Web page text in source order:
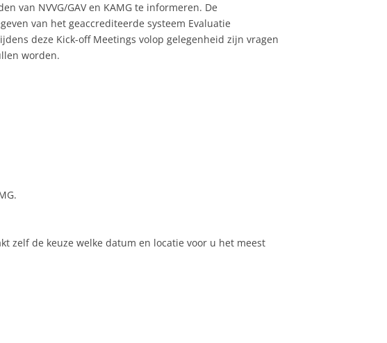
van NVVG/GAV en KAMG te informeren. De
van het geaccrediteerde systeem Evaluatie
deze Kick-off Meetings volop gelegenheid zijn vragen
worden.
zelf de keuze welke datum en locatie voor u het meest